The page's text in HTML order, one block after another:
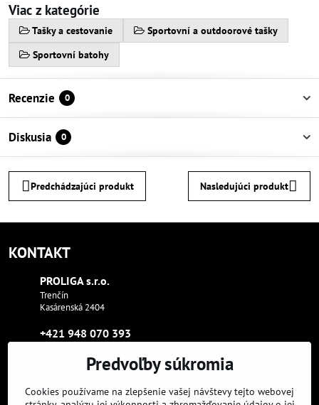
Viac z kategórie
Tašky a cestovanie
Sportovní a outdoorové tašky
Sportovní batohy
Recenzie 0
Diskusia 0
Predchádzajúci produkt Nasledujúci produkt
KONTAKT
PROLIGA s​.r​.o​.
Trenčín
Kasárenská 2404
+421 948 070 393
proliga​@proliga​.eu
Sme tam, kde aj vy:
Predvoľby súkromia
Cookies používame na zlepšenie vašej návštevy tejto webovej